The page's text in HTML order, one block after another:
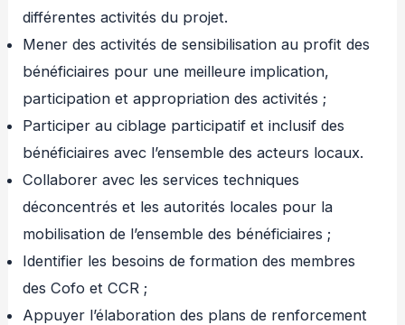
différentes activités du projet.
Mener des activités de sensibilisation au profit des
bénéficiaires pour une meilleure implication,
participation et appropriation des activités ;
Participer au ciblage participatif et inclusif des
bénéficiaires avec l’ensemble des acteurs locaux.
Collaborer avec les services techniques
déconcentrés et les autorités locales pour la
mobilisation de l’ensemble des bénéficiaires ;
Identifier les besoins de formation des membres
des Cofo et CCR ;
Appuyer l’élaboration des plans de renforcement